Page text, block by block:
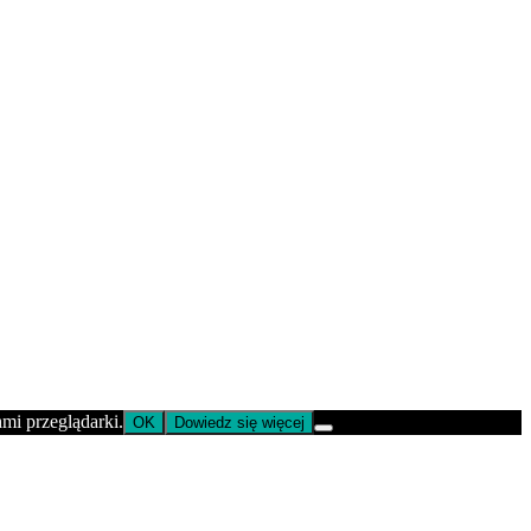
przeglądarki. OK Dowiedz się więcej